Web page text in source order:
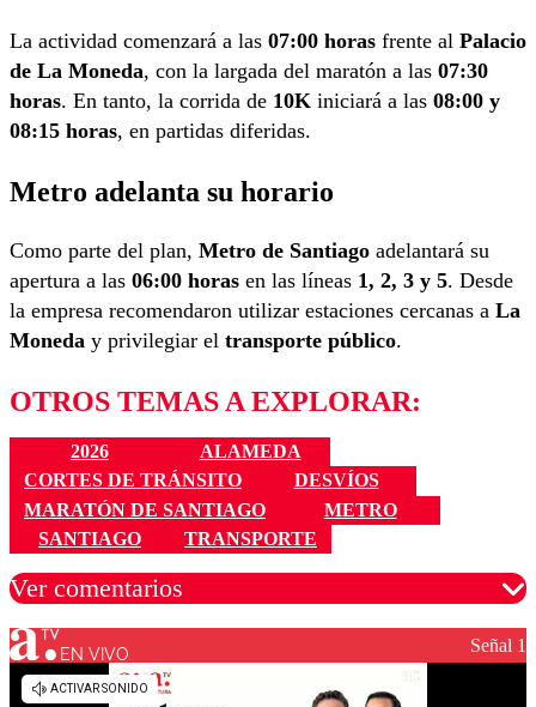
La actividad comenzará a las 07:00 horas frente al Palacio
de La Moneda, con la largada del maratón a las 07:30
horas. En tanto, la corrida de 10K iniciará a las 08:00 y
08:15 horas, en partidas diferidas.
Metro adelanta su horario
Como parte del plan, Metro de Santiago adelantará su
apertura a las 06:00 horas en las líneas 1, 2, 3 y 5. Desde
la empresa recomendaron utilizar estaciones cercanas a La
Moneda y privilegiar el transporte público.
OTROS TEMAS A EXPLORAR:
2026
ALAMEDA
CORTES DE TRÁNSITO
DESVÍOS
MARATÓN DE SANTIAGO
METRO
SANTIAGO
TRANSPORTE
Ver comentarios
Los comentarios son moderados para garantizar un
diálogo respetuoso.
EN VIVO Señal 1